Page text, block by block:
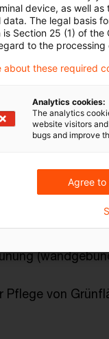
Ökosysteme
sich mit
am
on Nature-
werden
Pflege von
device, as well
data. The legal basis
is Section 25 (1) of the
to the processing
about these required
Analytics cookies:
The analytics
website visitors
bugs and improve
Agree to